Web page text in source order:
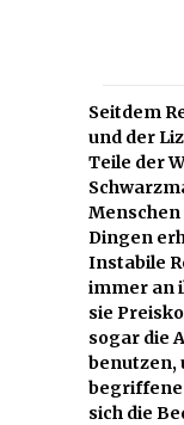
Seitdem
und der
Teile der
Dingen
Instabile
immer an
sie
sogar die
benutzen,
begriffene
sich die